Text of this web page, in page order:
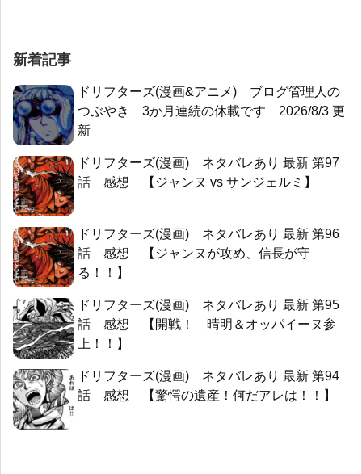
新着記事
ドリフターズ(漫画&アニメ) ブログ管理人の
つぶやき 3か月連続の休載です 2026/8/3 更
新
ドリフターズ(漫画) ネタバレあり 最新 第97
話 感想 【ジャンヌ vs サンジェルミ】
ドリフターズ(漫画) ネタバレあり 最新 第96
話 感想 【ジャンヌが攻め、信長が守
る！！】
ドリフターズ(漫画) ネタバレあり 最新 第95
話 感想 【開戦！ 晴明＆オッパイーヌ参
上！！】
ドリフターズ(漫画) ネタバレあり 最新 第94
話 感想 【驚愕の遺産！何だアレは！！】